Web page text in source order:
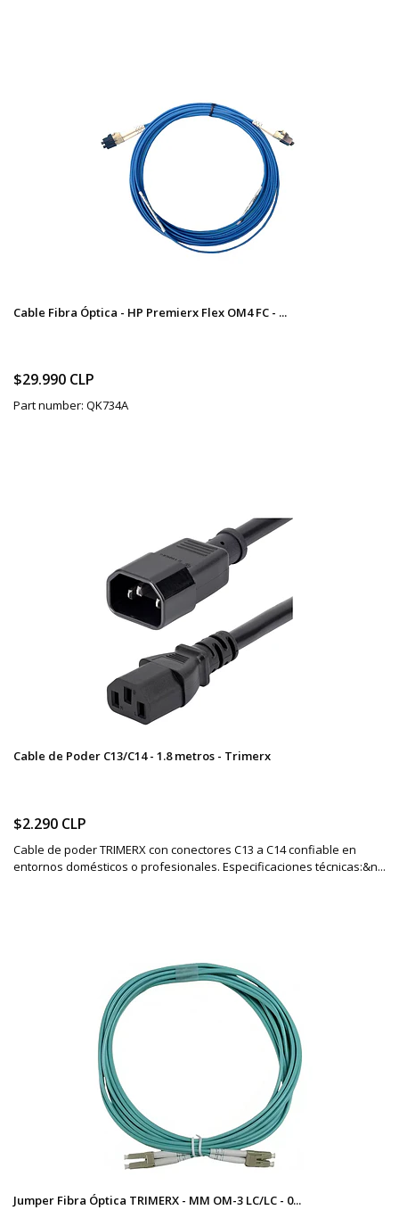
Cable Fibra Óptica - HP Premierx Flex OM4 FC - ...
$29.990 CLP
Part number: QK734A
Cable de Poder C13/C14 - 1.8 metros - Trimerx
$2.290 CLP
Cable de poder TRIMERX con conectores C13 a C14 confiable en
entornos domésticos o profesionales. Especificaciones técnicas:&n...
Jumper Fibra Óptica TRIMERX - MM OM-3 LC/LC - 0...